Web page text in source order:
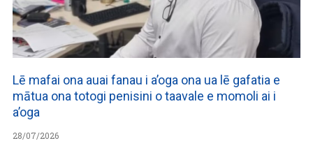
Lē mafai ona auai fanau i a’oga ona ua lē gafatia e
mātua ona totogi penisini o taavale e momoli ai i
a’oga
28/07/2026